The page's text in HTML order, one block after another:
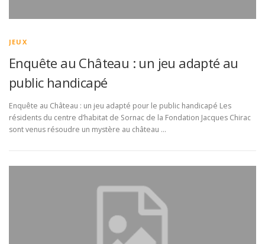
JEUX
Enquête au Château : un jeu adapté au
public handicapé
Enquête au Château : un jeu adapté pour le public handicapé Les
résidents du centre d’habitat de Sornac de la Fondation Jacques Chirac
sont venus résoudre un mystère au château …